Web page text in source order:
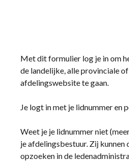
Met dit formulier log je in om
de landelijke, alle provinciale
afdelingswebsite te gaan.
Je logt in met je lidnummer en
Weet je je lidnummer niet
je afdelingsbestuur. Zij kunnen
opzoeken in de